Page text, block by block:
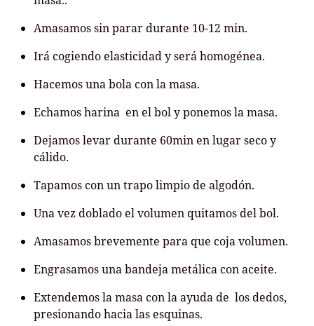
Amasamos sin parar durante 10-12 min.
Irá cogiendo elasticidad y será homogénea.
Hacemos una bola con la masa.
Echamos harina en el bol y ponemos la masa.
Dejamos levar durante 60min en lugar seco y
cálido.
Tapamos con un trapo limpio de algodón.
Una vez doblado el volumen quitamos del bol.
Amasamos brevemente para que coja volumen.
Engrasamos una bandeja metálica con aceite.
Extendemos la masa con la ayuda de los dedos,
presionando hacia las esquinas.